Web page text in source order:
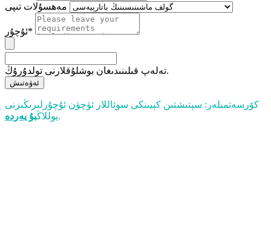
مەھسۇلات تىپى
ئۇچۇر*
تەلەپ قىلىنىدىغان بوشلۇقلارنى تولدۇرۇڭ.
ئەۋەتىش
كۆرسەتمىلەر: سېتىشتىن كېيىنكى سوئاللار ئۈچۈن ئۇچۇرلىرىڭىزنى
يوللاڭبۇ يەردە .